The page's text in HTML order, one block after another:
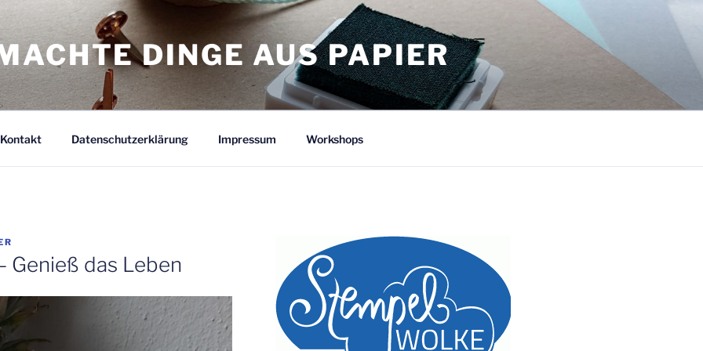
DINGE AUS PAPIER
Kontakt Datenschutzerklärung Impressum Workshops
Genieß das Leben